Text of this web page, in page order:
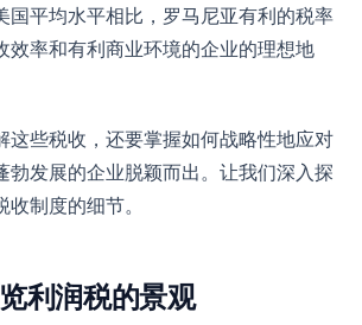
国平均水平相比，罗马尼亚有利的税率
效率和有利商业环境的企业的理想地
这些税收，还要掌握如何战略性地应对
勃发展的企业脱颖而出。让我们深入探
制度的细节。
利润税的景观